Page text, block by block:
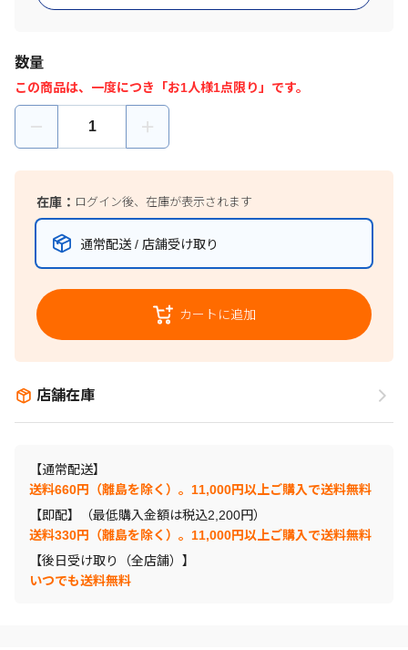
数量
この商品は、一度につき「お1人様1点限り」です。
在庫： ログイン後、在庫が表示されます
通常配送 / 店舗受け取り
カートに追加
店舗在庫
【通常配送】
送料660円（離島を除く）。11,000円以上ご購入で送料無料
【即配】（最低購入金額は税込2,200円）
送料330円（離島を除く）。11,000円以上ご購入で送料無料
【後日受け取り（全店舗）】
いつでも送料無料